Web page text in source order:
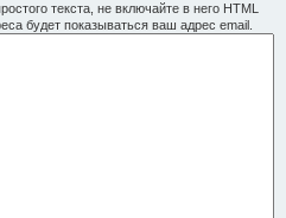
текста, не включайте в него HTML
будет показываться ваш адрес email.